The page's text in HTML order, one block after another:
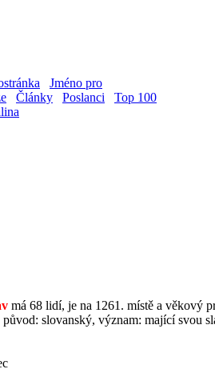
Jméno pro
Články Poslanci
Top 100
má 68 lidí, je na 1261. místě a věkový
původ: slovanský, význam: mající svou